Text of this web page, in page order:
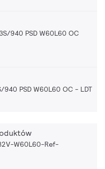
940 PSD W60L60 OC
940 PSD W60L60 OC LDT
W60L60-Ref-